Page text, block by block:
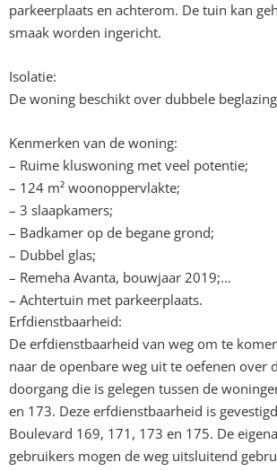
parkeerplaats en achterom. De tuin kan
smaak worden ingericht.
Isolatie:
De woning beschikt over dubbele
Kenmerken van de woning:
– Ruime kluswoning met veel potentie;
– 124 m² woonoppervlakte;
– 3 slaapkamers;
– Badkamer op de begane grond;
– Dubbel glas;
– Remeha Avanta, bouwjaar 2019;
– Achtertuin met parkeerplaats.
Erfdienstbaarheid:
De erfdienstbaarheid van weg om te
naar de openbare weg uit te oefenen over
doorgang die is gelegen tussen de
en 173. Deze erfdienstbaarheid is
Boulevard 169, 171, 173 en 175. De
gebruikers mogen de weg uitsluitend